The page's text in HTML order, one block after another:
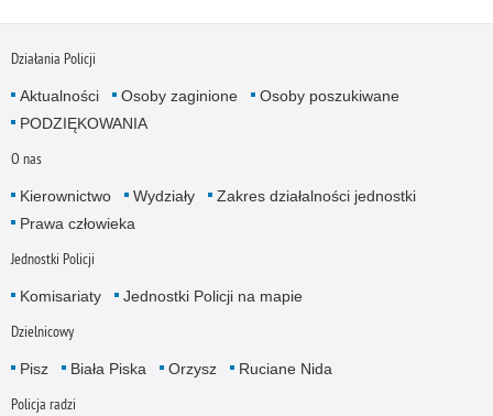
Działania Policji
Aktualności Osoby zaginione
Osoby poszukiwane
PODZIĘKOWANIA
O nas
Kierownictwo Wydziały
Zakres działalności jednostki
Prawa człowieka
Jednostki Policji
Komisariaty Jednostki Policji na mapie
Dzielnicowy
Pisz Biała Piska Orzysz Ruciane Nida
Policja radzi